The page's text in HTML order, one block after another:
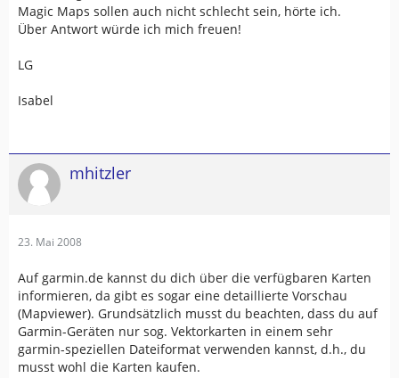
Magic Maps sollen auch nicht schlecht sein, hörte ich.
Über Antwort würde ich mich freuen!
LG
Isabel
mhitzler
23. Mai 2008
Auf garmin.de kannst du dich über die verfügbaren Karten
informieren, da gibt es sogar eine detaillierte Vorschau
(Mapviewer). Grundsätzlich musst du beachten, dass du auf
Garmin-Geräten nur sog. Vektorkarten in einem sehr
garmin-speziellen Dateiformat verwenden kannst, d.h., du
musst wohl die Karten kaufen.